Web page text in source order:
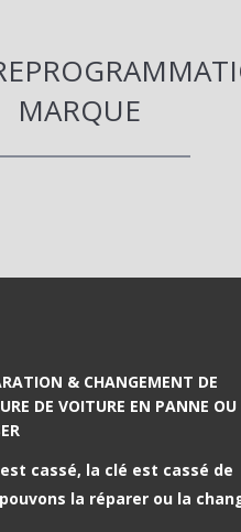
MARQUE
& CHANGEMENT DE
DE VOITURE EN PANNE OU
cassé, la clé est cassé de
la réparer ou la